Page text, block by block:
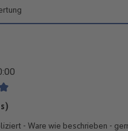
von 5 Sternen
- Ware wie beschrieben -